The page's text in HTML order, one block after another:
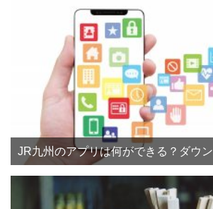
JR九州のアプリは何ができる？ダウ